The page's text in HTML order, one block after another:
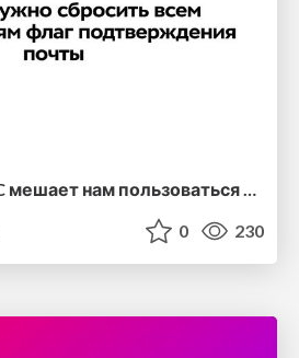
0 230